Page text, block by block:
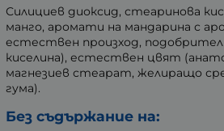
Силициев диоксид, стеаринова
манго, аромати на мандарина с
естествен произход, подобрител
киселина), естествен цвят
магнезиев стеарат, желиращо
гума).
Без съдържание на: